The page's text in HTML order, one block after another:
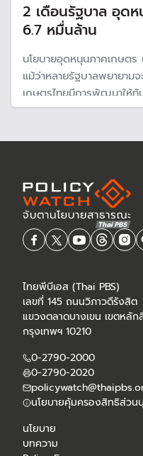
2 เดือนรัฐบาล อุด
6.7 หมื่นล้าน
นโยบายอุดหนุนภาคเกษต
แม้ว่าหลายรัฐบาลพยายาม
เกษตรไทยมีการพัฒนาให้
ทำได้ ในขณะที่มักจะเป็นนโ
ไทยพีบีเอส (Thai PBS)
เลขที่ 145 ถนนวิภาวดีรังสิต
แขวงตลาดบางเขน เขตหลัก
กรุงเทพฯ 10210
0-2790-2000
0-2790-2020
นโยบายคุ้มครองสิทธิส่วน
นโยบาย
บทความ